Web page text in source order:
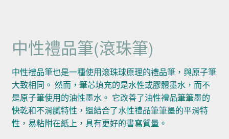
中性禮品筆(滾珠筆)
中性禮品筆也是一種使用滾珠球原理的禮品筆，與原子筆
大致相同。 然而，筆芯填充的是水性或膠體墨水，而不
是原子筆使用的油性墨水。 它改善了油性禮品筆筆墨的
快乾和不滑膩特性，還結合了水性禮品筆筆墨的平滑特
性，易粘附在紙上，具有更好的書寫質量。